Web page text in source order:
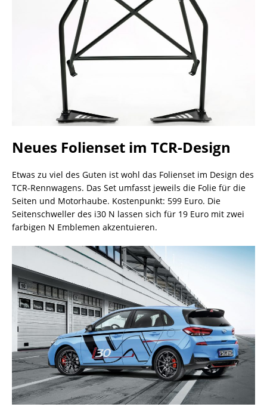
Neues Folienset im TCR-Design
Etwas zu viel des Guten ist wohl das Folienset im Design des
TCR-Rennwagens. Das Set umfasst jeweils die Folie für die
Seiten und Motorhaube. Kostenpunkt: 599 Euro. Die
Seitenschweller des i30 N lassen sich für 19 Euro mit zwei
farbigen N Emblemen akzentuieren.